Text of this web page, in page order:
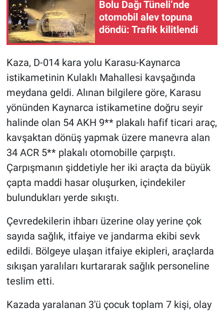
Bolu Dağı Tüneli’nde
otomobil alev topuna
döndü: Trafik kilitlendi
Kaza, D-014 kara yolu Karasu-Kaynarca
istikametinin Kulaklı Mahallesi kavşağında
meydana geldi. Alınan bilgilere göre, Karasu
yönünden Kaynarca istikametine doğru seyir
halinde olan 54 AKH 9** plakalı hafif ticari araç,
kavşaktan dönüş yapmak üzere manevra alan
34 ACR 5** plakalı otomobille çarpıştı.
Çarpışmanın şiddetiyle her iki araçta da büyük
çapta maddi hasar oluşurken, içindekiler
bulundukları yerde sıkıştı.
Çevredekilerin ihbarı üzerine olay yerine çok
sayıda sağlık, itfaiye ve jandarma ekibi sevk
edildi. Bölgeye ulaşan itfaiye ekipleri, araçlarda
sıkışan yaralıları kurtararak sağlık personeline
teslim etti.
Kazada yaralanan 3'ü çocuk toplam 7 kişi, olay